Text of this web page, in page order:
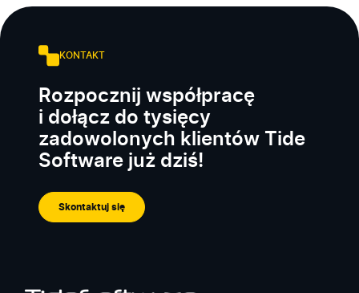
KONTAKT
Rozpocznij współpracę
i dołącz do tysięcy
zadowolonych klientów Tide
Software już dziś!
Skontaktuj się